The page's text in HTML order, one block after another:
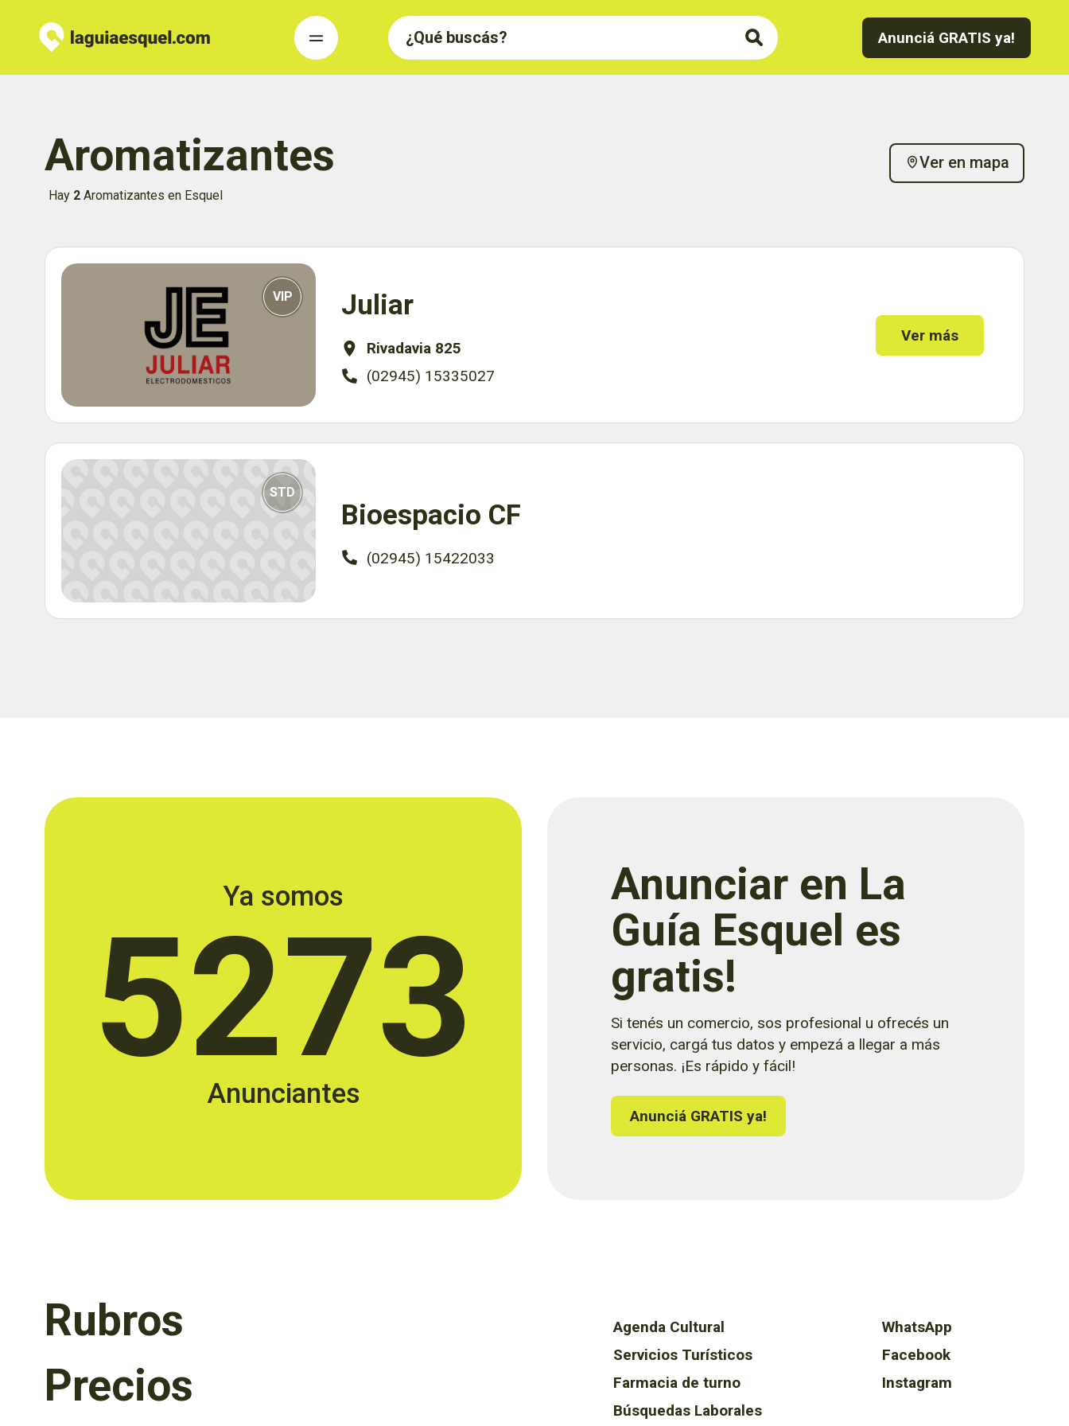
Anunciá GRATIS ya!
Aromatizantes
Hay 2 Aromatizantes en Esquel
Ver en mapa
VIP Juliar
Rivadavia 825
(02945) 15335027
Ver más
STD
Bioespacio CF
(02945) 15422033
Ya somos
5273
Anunciantes
Anunciar en La
Guía Esquel es
gratis!
Si tenés un comercio, sos profesional u ofrecés un
servicio, cargá tus datos y empezá a llegar a más
personas. ¡Es rápido y fácil!
Anunciá GRATIS ya!
Rubros
Precios
Agenda Cultural
Servicios Turísticos
Farmacia de turno
Búsquedas Laborales
WhatsApp
Facebook
Instagram